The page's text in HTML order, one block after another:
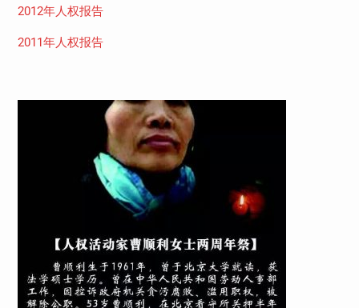
2012年人权报告
2011年人权报告